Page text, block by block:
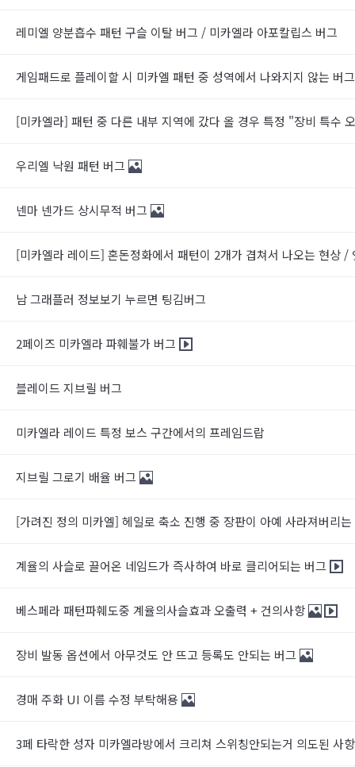
레미엘 양분흡수 패턴 구슬 이탈 버그 / 미카엘라 아포칼립스 버그
게임패드로 플레이할 시 미카엘 패턴 중 성역에서 나와지지 않는 버
[미카엘라] 패턴 중 다른 내부 지역에 갔다 올 경우 특정 "장비 특수
우리엘 낙원 패턴 버그
넨마 넨가드 상시무적 버그
[미카엘라 레이드] 혼돈정화에서 패턴이 2개가 겹쳐서 나오는 현상
남 그래플러 정보보기 누르면 팅김버그
2페이즈 미카엘라 파훼불가 버그
블레이드 지브릴 버그
미카엘라 레이드 특정 보스 구간에서의 프레임드랍
지브릴 그로기 배율 버그
[가려진 정의 미카엘] 헤일로 축소 진행 중 장판이 아예 사라져버리
계율의 사슬로 끌어온 네임드가 즉사하여 바로 클리어되는 버그
베스페라 패턴파훼도중 계율의사슬효과 오출력 + 건의사항
장비 발동 옵션에서 아무것도 안 뜨고 등록도 안되는 버그
경매 주화 UI 이름 수정 부탁해용
3페 타락한 성자 미카엘라방에서 크리쳐 스위칭안되는거 의도된 사